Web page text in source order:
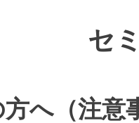
セ
へ（注意